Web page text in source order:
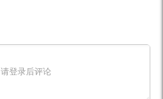
请登录后评论